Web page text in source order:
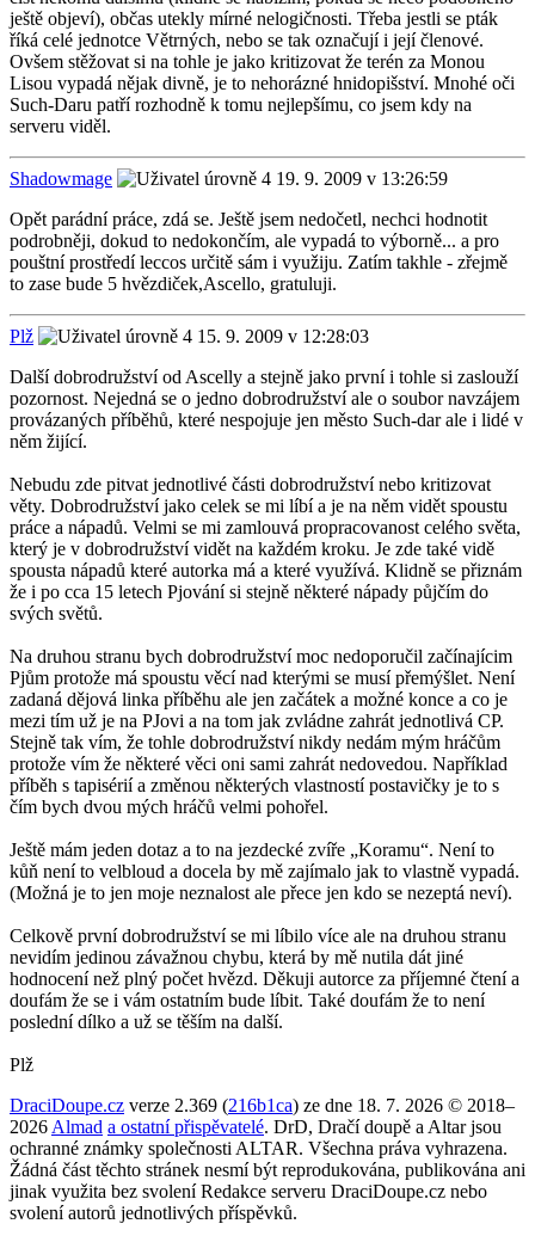
ještě objeví), občas utekly mírné nelogičnosti. Třeba jestli se pták
říká celé jednotce Větrných, nebo se tak označují i její členové.
Ovšem stěžovat si na tohle je jako kritizovat že terén za Monou
Lisou vypadá nějak divně, je to nehorázné hnidopišství. Mnohé oči
Such-Daru patří rozhodně k tomu nejlepšímu, co jsem kdy na
serveru viděl.
Shadowmage
19. 9. 2009 v 13:26:59
Opět parádní práce, zdá se. Ještě jsem nedočetl, nechci hodnotit
podrobněji, dokud to nedokončím, ale vypadá to výborně... a pro
pouštní prostředí leccos určitě sám i využiju. Zatím takhle - zřejmě
to zase bude 5 hvězdiček,Ascello, gratuluji.
Plž
15. 9. 2009 v 12:28:03
Další dobrodružství od Ascelly a stejně jako první i tohle si zaslouží
pozornost. Nejedná se o jedno dobrodružství ale o soubor navzájem
provázaných příběhů, které nespojuje jen město Such-dar ale i lidé v
něm žijící.
Nebudu zde pitvat jednotlivé části dobrodružství nebo kritizovat
věty. Dobrodružství jako celek se mi líbí a je na něm vidět spoustu
práce a nápadů. Velmi se mi zamlouvá propracovanost celého světa,
který je v dobrodružství vidět na každém kroku. Je zde také vidě
spousta nápadů které autorka má a které využívá. Klidně se přiznám
že i po cca 15 letech Pjování si stejně některé nápady půjčím do
svých světů.
Na druhou stranu bych dobrodružství moc nedoporučil začínajícim
Pjům protože má spoustu věcí nad kterými se musí přemýšlet. Není
zadaná dějová linka příběhu ale jen začátek a možné konce a co je
mezi tím už je na PJovi a na tom jak zvládne zahrát jednotlivá CP.
Stejně tak vím, že tohle dobrodružství nikdy nedám mým hráčům
protože vím že některé věci oni sami zahrát nedovedou. Například
příběh s tapisérií a změnou některých vlastností postavičky je to s
čím bych dvou mých hráčů velmi pohořel.
Ještě mám jeden dotaz a to na jezdecké zvíře „Koramu“. Není to
kůň není to velbloud a docela by mě zajímalo jak to vlastně vypadá.
(Možná je to jen moje neznalost ale přece jen kdo se nezeptá neví).
Celkově první dobrodružství se mi líbilo více ale na druhou stranu
nevidím jedinou závažnou chybu, která by mě nutila dát jiné
hodnocení než plný počet hvězd. Děkuji autorce za příjemné čtení a
doufám že se i vám ostatním bude líbit. Také doufám že to není
poslední dílko a už se těším na další.
Plž
DraciDoupe.cz verze 2.369 (216b1ca) ze dne 18. 7. 2026 © 2018–
2026 Almad a ostatní přispěvatelé. DrD, Dračí doupě a Altar jsou
ochranné známky společnosti ALTAR. Všechna práva vyhrazena.
Žádná část těchto stránek nesmí být reprodukována, publikována ani
jinak využita bez svolení Redakce serveru DraciDoupe.cz nebo
svolení autorů jednotlivých příspěvků.